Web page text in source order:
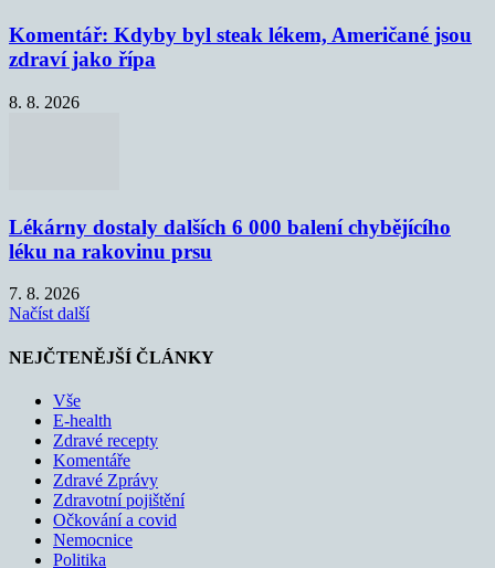
Komentář: Kdyby byl steak lékem, Američané jsou
zdraví jako řípa
8. 8. 2026
Lékárny dostaly dalších 6 000 balení chybějícího
léku na rakovinu prsu
7. 8. 2026
Načíst další
NEJČTENĚJŠÍ ČLÁNKY
Vše
E-health
Zdravé recepty
Komentáře
Zdravé Zprávy
Zdravotní pojištění
Očkování a covid
Nemocnice
Politika